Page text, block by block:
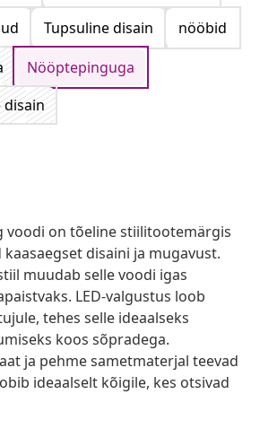
Tupsuline disain
nööbid
Nööptepinguga
voodi on tõeline stiilitootemärgis
kaasaegset disaini ja mugavust.
muudab selle voodi igas
LED-valgustus loob
tehes selle ideaalseks
koos sõpradega.
ja pehme sametmaterjal teevad
ideaalselt kõigile, kes otsivad